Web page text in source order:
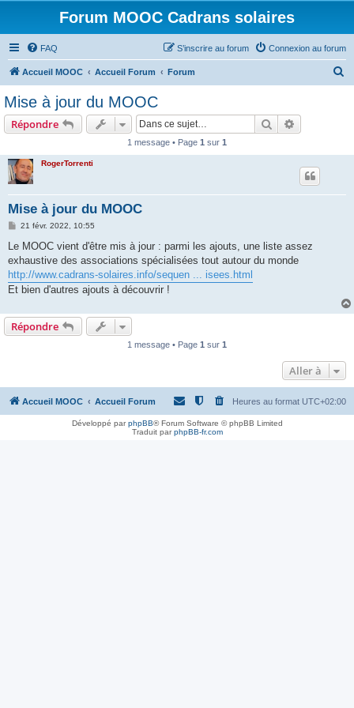
Forum MOOC Cadrans solaires
FAQ Connexion au forum
S’inscrire au forum
Accueil MOOC Accueil Forum Forum
Mise à jour du MOOC
Répondre Rechercher
1 message • Page 1 sur 1
RogerTorrenti
Mise à jour du MOOC
M
s
a
g
e
21 févr. 2022, 10:55
Le MOOC vient d'être mis à jour : parmi les ajouts, une liste assez
exhaustive des associations spécialisées tout autour du monde
http://www.cadrans-solaires.info/sequen ... isees.html
Et bien d'autres ajouts à découvrir !
Répondre
1 message • Page 1 sur 1
Aller à
Accueil MOOC Accueil Forum Heures au format UTC+02:00
Développé parphpBB® Forum Software © phpBB Limited
Traduit parphpBB-fr.com